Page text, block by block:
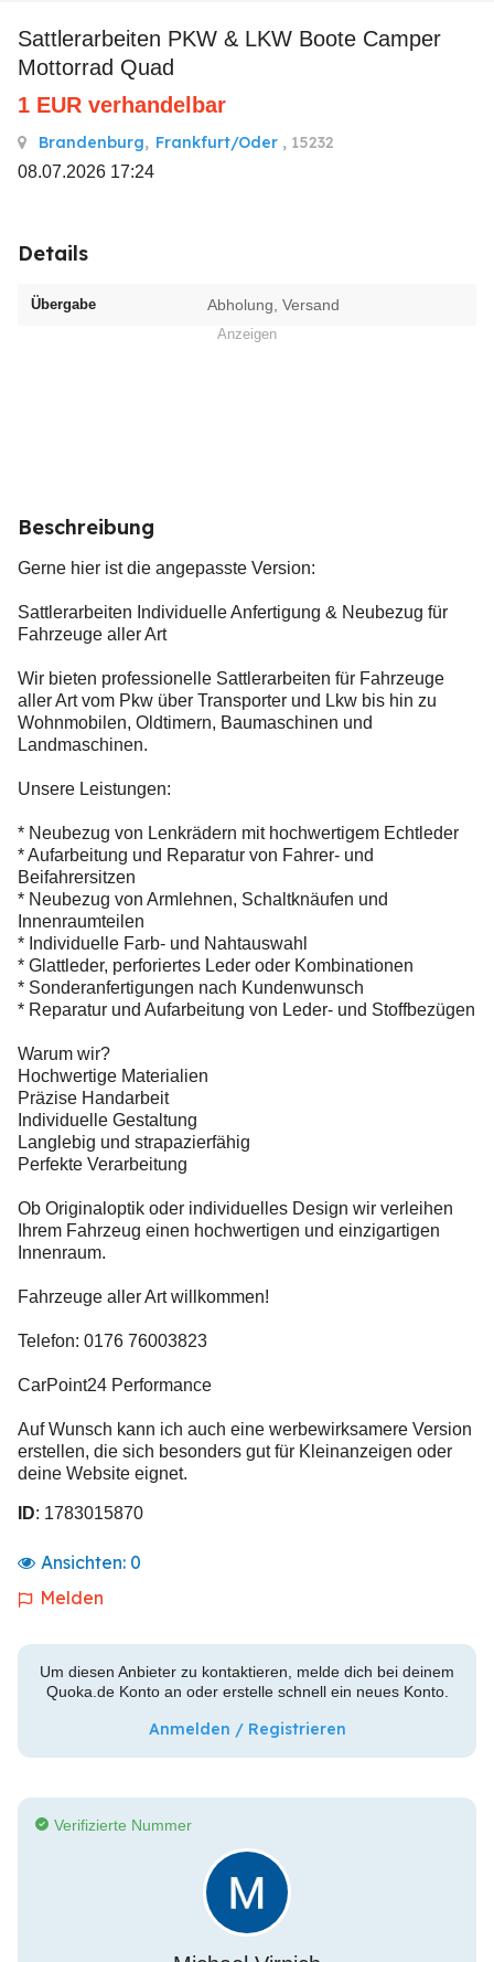
Sattlerarbeiten PKW & LKW Boote Camper
Mottorrad Quad
1 EUR verhandelbar
Brandenburg, Frankfurt/Oder , 15232
08.07.2026 17:24
Details
Übergabe Abholung, Versand
Anzeigen
Beschreibung
Gerne hier ist die angepasste Version:
Sattlerarbeiten Individuelle Anfertigung & Neubezug für
Fahrzeuge aller Art
Wir bieten professionelle Sattlerarbeiten für Fahrzeuge
aller Art vom Pkw über Transporter und Lkw bis hin zu
Wohnmobilen, Oldtimern, Baumaschinen und
Landmaschinen.
Unsere Leistungen:
* Neubezug von Lenkrädern mit hochwertigem Echtleder
* Aufarbeitung und Reparatur von Fahrer- und
Beifahrersitzen
* Neubezug von Armlehnen, Schaltknäufen und
Innenraumteilen
* Individuelle Farb- und Nahtauswahl
* Glattleder, perforiertes Leder oder Kombinationen
* Sonderanfertigungen nach Kundenwunsch
* Reparatur und Aufarbeitung von Leder- und Stoffbezügen
Warum wir?
Hochwertige Materialien
Präzise Handarbeit
Individuelle Gestaltung
Langlebig und strapazierfähig
Perfekte Verarbeitung
Ob Originaloptik oder individuelles Design wir verleihen
Ihrem Fahrzeug einen hochwertigen und einzigartigen
Innenraum.
Fahrzeuge aller Art willkommen!
Telefon: 0176 76003823
CarPoint24 Performance
Auf Wunsch kann ich auch eine werbewirksamere Version
erstellen, die sich besonders gut für Kleinanzeigen oder
deine Website eignet.
ID: 1783015870
Ansichten: 0
Melden
Um diesen Anbieter zu kontaktieren, melde dich bei deinem
Quoka.de Konto an oder erstelle schnell ein neues Konto.
Anmelden / Registrieren
Verifizierte Nummer